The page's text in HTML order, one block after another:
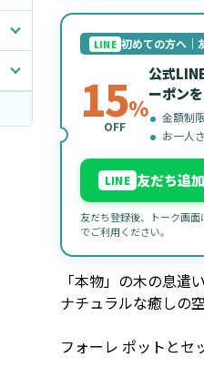
LINE 初めての方へ｜
15%
OFF
公式
ーポン
金額制
お一人
LINE 友だち追
友だち登録後、トーク画
でご利用ください。
「本物」の木の息遣
ナチュラルな癒しの空
フォーレ ポットとセ